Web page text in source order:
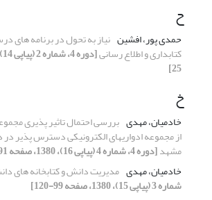
ح
حمدی پور، افشین نیاز به تحول در برنامه های
کتابداری و اطلاع رسانی
25]
خ
خادمیان، مهدی بررسی احتمال تاثیر پذیری
از مجموعه ادواریهای الکترونیکی دسترس پذیر
مشهد[دوره 4، شماره 4 (پیاپی 16)، 1380، صفحه 91-111]
خادمیان، مهدی مدیریت دانش و کتابخانه های
شماره 3 (پیاپی 15)، 1380، صفحه 99-120]